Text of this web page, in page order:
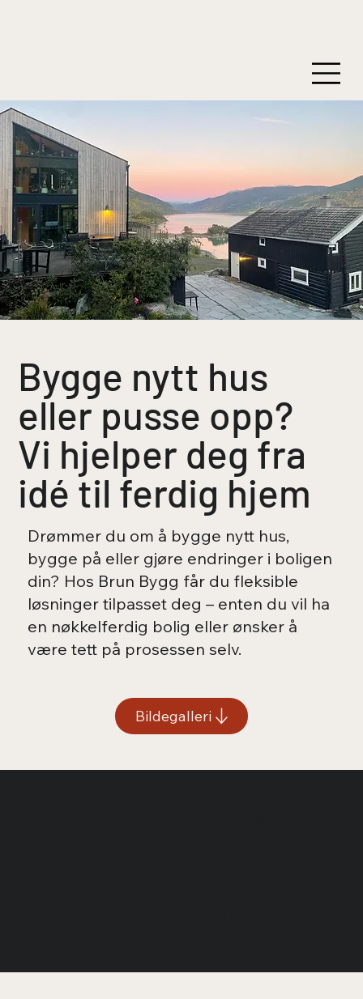
Bygge nytt hus
eller pusse opp?
Vi hjelper deg fra
idé til ferdig hjem
Drømmer du om å bygge nytt hus,
bygge på eller gjøre endringer i boligen
din? Hos Brun Bygg får du fleksible
løsninger tilpasset deg – enten du vil ha
en nøkkelferdig bolig eller ønsker å
være tett på prosessen selv.
Bildegalleri